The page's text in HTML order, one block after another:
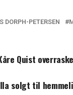
i latter og
DORPH-PETERSEN
Quist
solgt til